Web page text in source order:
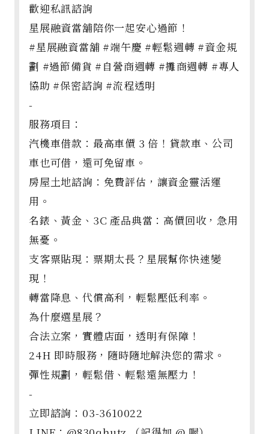
歡迎私訊諮詢
星展融資當舖陪你一起安心過節！
#星展融資當舖 #端午慶 #輕鬆週轉 #資金規
劃 #過節備貨 #自營商週轉 #攤商週轉 #專人
協助 #保密諮詢 #流程透明
-
服務項目：
汽機車借款：最高車價 3 倍！貸款車、公司
車也可借，還可免留車。
房屋土地諮詢：免費評估，讓資金靈活運
用。
名錶、黃金、3C 產品典當：高價回收，急用
無憂。
支客票貼現：票期太長？星展幫你快速變
現！
轉當降息、代償高利，輕鬆壓低利率。
為什麼選星展？
合法立案，實體店面，透明有保障！
24H 即時服務，隨時隨地解決您的需求。
彈性規劃，輕鬆借、輕鬆還無壓力！
-
立即諮詢：03-3610022